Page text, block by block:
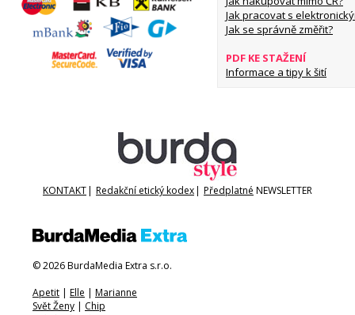
Jak pracovat s
Jak se správně změřit?
PDF KE STAŽENÍ
Informace a tipy k šití
KONTAKT| Redakční etický kodex| Předplatné NEWSLETTER
© 2026 BurdaMedia Extra s.r.o.
Apetit | Elle | Marianne
Svět Ženy | Chip